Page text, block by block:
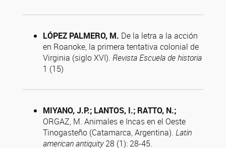
LÓPEZ PALMERO, M. De la letra a la acción
en Roanoke, la primera tentativa colonial de
Virginia (siglo XVI). Revista Escuela de historia
1 (15)
MIYANO, J.P.; LANTOS, I.; RATTO, N.;
ORGAZ, M. Animales e Incas en el Oeste
Tinogasteño (Catamarca, Argentina). Latin
american antiquity28 (1): 28-45.